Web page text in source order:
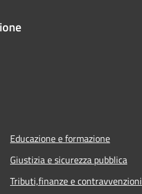
Educazione e formazione
Giustizia e sicurezza pubblica
Tributi,finanze e contravvenzioni